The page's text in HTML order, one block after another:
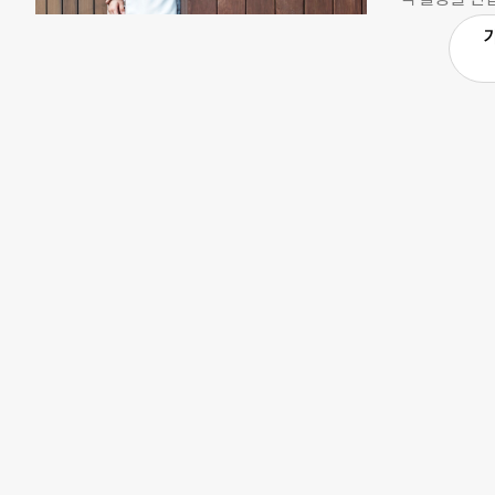
구원이 모욕
고 이 가운
함께하는동
맡은 사건은
학대, 성매